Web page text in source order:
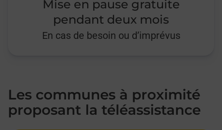
Mise en pause gratuite
pendant deux mois
En cas de besoin ou d’imprévus
Les communes à proximité
proposant la téléassistance